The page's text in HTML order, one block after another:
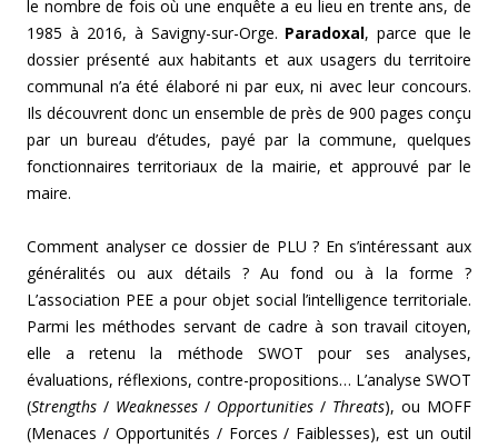
le nombre de fois où une enquête a eu lieu en trente ans, de
1985 à 2016, à Savigny-sur-Orge. Paradoxal, parce que le
dossier présenté aux habitants et aux usagers du territoire
communal n’a été élaboré ni par eux, ni avec leur concours.
Ils découvrent donc un ensemble de près de 900 pages conçu
par un bureau d’études, payé par la commune, quelques
fonctionnaires territoriaux de la mairie, et approuvé par le
maire.
Comment analyser ce dossier de PLU ? En s’intéressant aux
généralités ou aux détails ? Au fond ou à la forme ?
L’association PEE a pour objet social l’intelligence territoriale.
Parmi les méthodes servant de cadre à son travail citoyen,
elle a retenu la méthode SWOT pour ses analyses,
évaluations, réflexions, contre-propositions… L’analyse SWOT
(Strengths / Weaknesses / Opportunities / Threats), ou MOFF
(Menaces / Opportunités / Forces / Faiblesses), est un outil